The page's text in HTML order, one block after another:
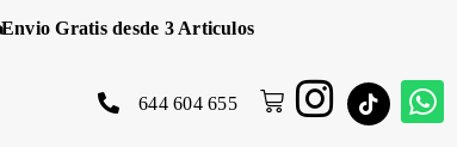
Envio Gratis desde 3 Articulos
644 604 655